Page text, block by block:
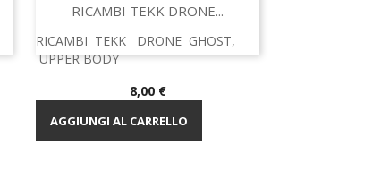
Anteprima
RICAMBI TEKK DRONE...
RICAMBI TEKK DRONE GHOST,
UPPER BODY
Prezzo
8,00 €
AGGIUNGI AL CARRELLO